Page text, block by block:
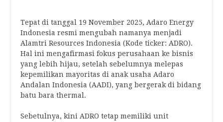
Tepat di tanggal 19 November 2025, Adaro Energy
Indonesia resmi mengubah namanya menjadi
Alamtri Resources Indonesia (Kode ticker: ADRO).
Hal ini mengafirmasi fokus perusahaan ke bisnis
yang lebih hijau, setelah sebelumnya melepas
kepemilikan mayoritas di anak usaha Adaro
Andalan Indonesia (AADI), yang bergerak di bidang
batu bara thermal.
Sebetulnya, kini ADRO tetap memiliki unit